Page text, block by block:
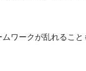
ワークが乱れるこ